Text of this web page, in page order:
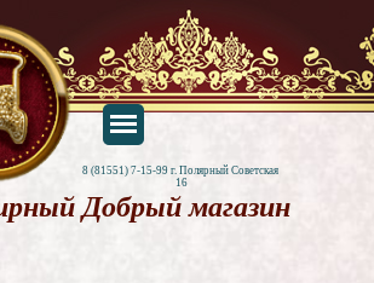
8 (81551) 7-15-99 г. Полярный Советская
16
Добрый магазин